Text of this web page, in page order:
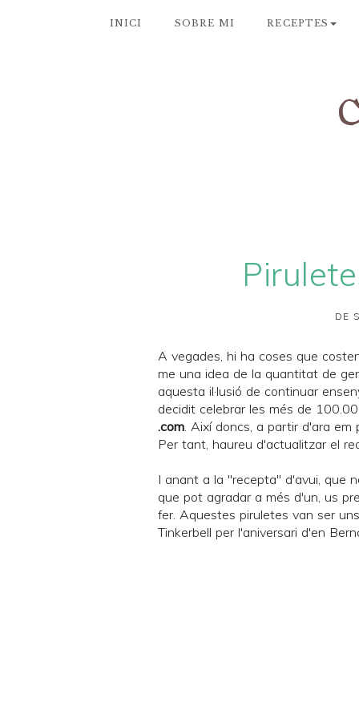
INICI SOBRE MI RECEPTES
DE
A vegades, hi ha coses que
me una idea de la quantitat de
aquesta il·lusió de continuar
decidit celebrar les més de
.com. Així doncs, a partir d'ara em
Per tant, haureu d'actualitzar el
I anant a la "recepta" d'avui, que
que pot agradar a més d'un, us
fer. Aquestes piruletes van ser
Tinkerbell per l'aniversari d'en